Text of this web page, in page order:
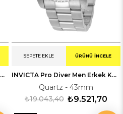
INVICTA Pro Diver Men Erkek Kol Saati 330024 INVICTA Pro Diver Men Erkek Kol Saati 330808
Quartz - 43mm
₺9.521,70
₺19.043,40
SEPETE EKLE ÜRÜNÜ İNCELE